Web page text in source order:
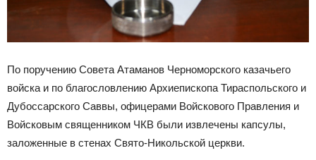
По поручению Совета Атаманов Черноморского казачьего
войска и по благословлению Архиепископа Тираспольского и
Дубоссарского Саввы, офицерами Войскового Правления и
Войсковым священником ЧКВ были извлечены капсулы,
заложенные в стенах Свято-Никольской церкви.